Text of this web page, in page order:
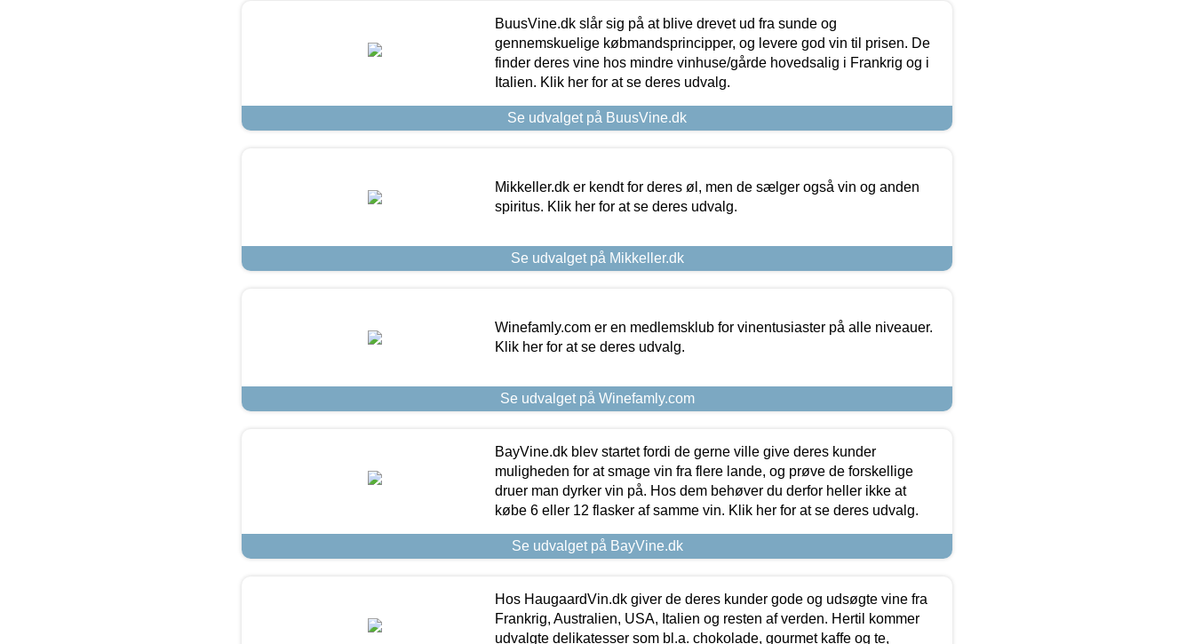
BuusVine.dk slår sig på at blive drevet ud fra sunde og
gennemskuelige købmandsprincipper, og levere god vin til prisen. De
finder deres vine hos mindre vinhuse/gårde hovedsalig i Frankrig og i
Italien. Klik her for at se deres udvalg.
Se udvalget på BuusVine.dk
Mikkeller.dk er kendt for deres øl, men de sælger også vin og anden
spiritus. Klik her for at se deres udvalg.
Se udvalget på Mikkeller.dk
Winefamly.com er en medlemsklub for vinentusiaster på alle niveauer.
Klik her for at se deres udvalg.
Se udvalget på Winefamly.com
BayVine.dk blev startet fordi de gerne ville give deres kunder
muligheden for at smage vin fra flere lande, og prøve de forskellige
druer man dyrker vin på. Hos dem behøver du derfor heller ikke at
købe 6 eller 12 flasker af samme vin. Klik her for at se deres udvalg.
Se udvalget på BayVine.dk
Hos HaugaardVin.dk giver de deres kunder gode og udsøgte vine fra
Frankrig, Australien, USA, Italien og resten af verden. Hertil kommer
udvalgte delikatesser som bl.a. chokolade, gourmet kaffe og te,